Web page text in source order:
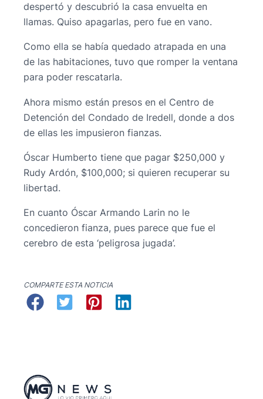
despertó y descubrió la casa envuelta en
llamas. Quiso apagarlas, pero fue en vano.
Como ella se había quedado atrapada en una
de las habitaciones, tuvo que romper la ventana
para poder rescatarla.
Ahora mismo están presos en el Centro de
Detención del Condado de Iredell, donde a dos
de ellas les impusieron fianzas.
Óscar Humberto tiene que pagar $250,000 y
Rudy Ardón, $100,000; si quieren recuperar su
libertad.
En cuanto Óscar Armando Larin no le
concedieron fianza, pues parece que fue el
cerebro de esta ‘peligrosa jugada’.
COMPARTE ESTA NOTICIA